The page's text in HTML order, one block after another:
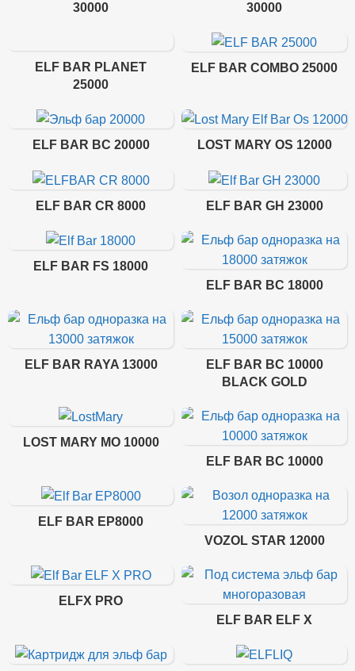
30000
30000
ELF BAR PLANET
25000
ELF BAR COMBO 25000
ELF BAR BC 20000 LOST MARY OS 12000
ELF BAR CR 8000 ELF BAR GH 23000
ELF BAR FS 18000
ELF BAR BC 18000
ELF BAR RAYA 13000
ELF BAR BC 10000
BLACK GOLD
LOST MARY MO 10000
ELF BAR BC 10000
ELF BAR EP8000
VOZOL STAR 12000
ELFX PRO
ELF BAR ELF X